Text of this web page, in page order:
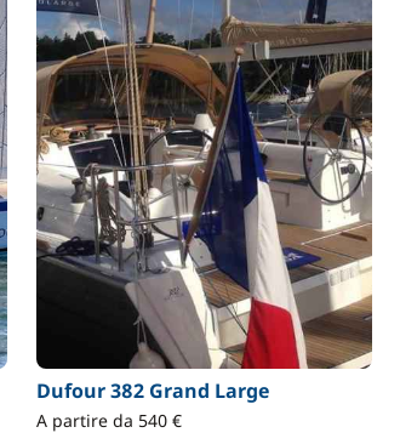
Dufour 382 Grand Large
A partire da 540 €